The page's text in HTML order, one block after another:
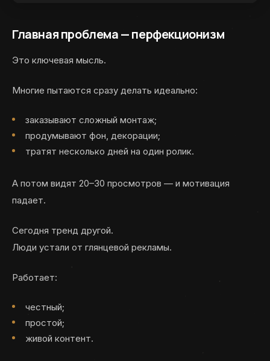
Главная проблема — перфекционизм
Это ключевая мысль.
Многие пытаются сразу делать идеально:
заказывают сложный монтаж;
продумывают фон, декорации;
тратят несколько дней на один ролик.
А потом видят 20–30 просмотров — и мотивация
падает.
Сегодня тренд другой.
Люди устали от глянцевой рекламы.
Работает:
честный;
простой;
живой контент.